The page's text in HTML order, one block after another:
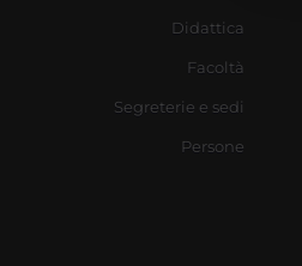
Didattica
Facoltà
Segreterie e sedi
Persone